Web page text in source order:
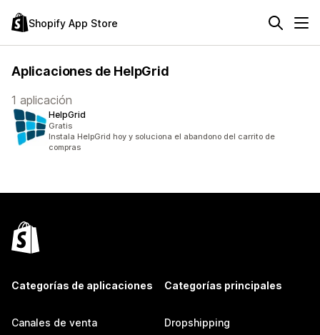
Shopify App Store
Aplicaciones de HelpGrid
1 aplicación
HelpGrid
Gratis
Instala HelpGrid hoy y soluciona el abandono del carrito de
compras
Categorías de aplicaciones
Canales de venta
Categorías principales
Dropshipping